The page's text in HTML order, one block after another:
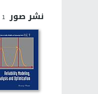
نشر صور 1